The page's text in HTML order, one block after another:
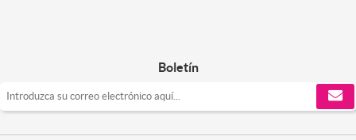
Boletín